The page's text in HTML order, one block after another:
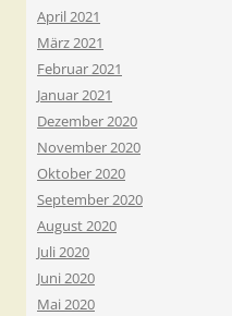
April 2021
März 2021
Februar 2021
Januar 2021
Dezember 2020
November 2020
Oktober 2020
September 2020
August 2020
Juli 2020
Juni 2020
Mai 2020